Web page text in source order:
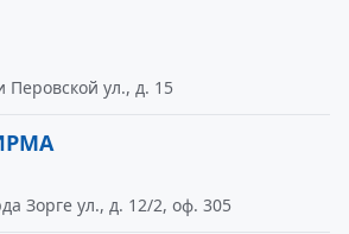
ул., д. 15
Зорге ул., д. 12/2, оф. 305